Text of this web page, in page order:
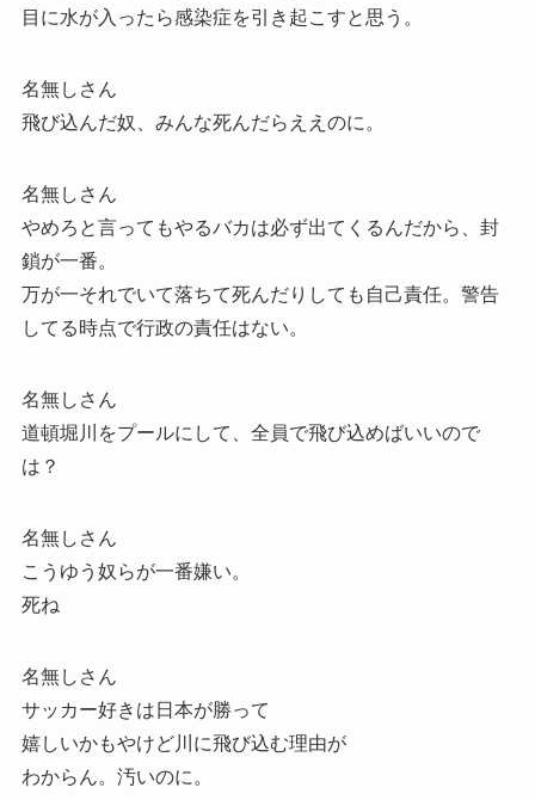
目に水が入ったら感染症を引き起こすと思う。
名無しさん
飛び込んだ奴、みんな死んだらええのに。
名無しさん
やめろと言ってもやるバカは必ず出てくるんだから、封
鎖が一番。
万が一それでいて落ちて死んだりしても自己責任。警告
してる時点で行政の責任はない。
名無しさん
道頓堀川をプールにして、全員で飛び込めばいいので
は？
名無しさん
こうゆう奴らが一番嫌い。
死ね
名無しさん
サッカー好きは日本が勝って
嬉しいかもやけど川に飛び込む理由が
わからん。汚いのに。